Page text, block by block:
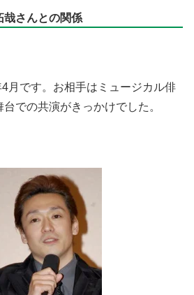
哉さんとの関係
月です。お相手はミュージカル俳
での共演がきっかけでした。